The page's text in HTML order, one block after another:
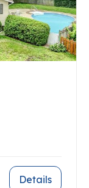
Details